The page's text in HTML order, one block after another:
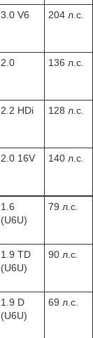
3.0 V6 204 л.с.
2.0 136 л.с.
2.2 HDi 128 л.с.
2.0 16V 140 л.с.
1.6
(U6U)
79 л.с.
1.9 TD
(U6U)
90 л.с.
1.9 D
(U6U)
69 л.с.